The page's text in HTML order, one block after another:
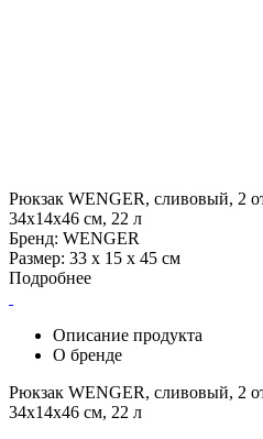
Рюкзак WENGER, сливовый, 2
34х14х46 см, 22 л
Бренд: WENGER
Размер: 33 х 15 х 45 см
Подробнее
Описание продукта
О бренде
Рюкзак WENGER, сливовый, 2
34х14х46 см, 22 л